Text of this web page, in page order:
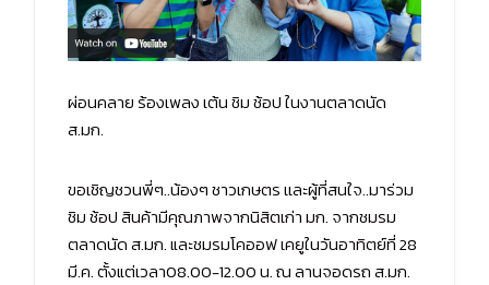
ผ่อนคลาย ร้องเพลง เต้น ชิม ช้อป ในงานตลาดนัด
ส.มก.
ขอเชิญชวนพี่ๆ..น้องๆ ชาวเกษตร เเละผู้ที่สนใจ..มาร่วม
ชิม ช้อป สินค้ามีคุณภาพจากนิสิตเก่า มก. จากชมรม
ตลาดนัด ส.มก. และชมรมโคออฟ เคยูในวันอาทิตย์ที่ 28
มี.ค. ตั้งแต่เวลา08.00-12.00 น. ณ ลานจอดรถ ส.มก.